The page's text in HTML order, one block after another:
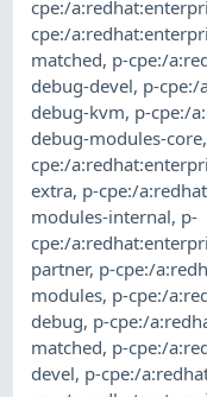
cpe:/
cpe:/
matched, p-cpe:/
debug-devel, p-cpe:/
debug-kvm, p-cpe:/
debug-modules-core,
cpe:/
extra, p-cpe:/
modules-internal, p-
cpe:/
partner, p-cpe:/
modules, p-cpe:/
debug, p-cpe:/
matched, p-cpe:/
devel, p-cpe:/